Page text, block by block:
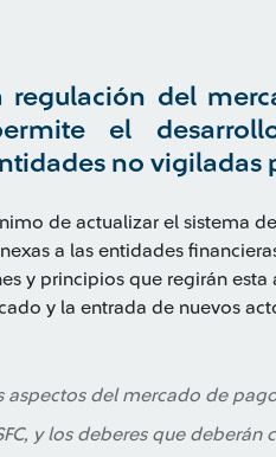
regulación del
el
no vigiladas
de actualizar el sistema
a las entidades
y principios que regirán
y la entrada de nuevos
aspectos del mercado de
y los deberes que deberán